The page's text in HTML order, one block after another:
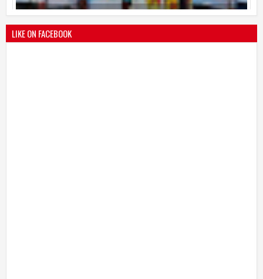
25 Mar 2021 undefined
LIKE ON FACEBOOK